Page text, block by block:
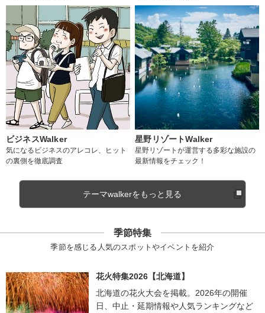
ビジネスWalker
気になるビジネスのアレコレ、ヒット
の裏側を徹底調査
星野リゾートWalker
星野リゾートが運営する多彩な施設の
最新情報をチェック！
テーマwalkerをもっと見る
季節特集
季節を感じる人気のスポットやイベントを紹介
花火特集2026【北海道】
北海道の花火大会を掲載。2026年の開催
日、中止・延期情報や人気ランキングなど